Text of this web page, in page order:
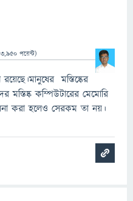
পয়েন্ট)
মস্তিষ্কের
মস্তিষ্ক কম্পিউটারের মেমোরি
করা হলেও সেরকম তা নয়।